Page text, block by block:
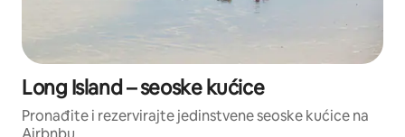
Long Island – seoske kućice
Pronađite i rezervirajte jedinstvene seoske kućice na